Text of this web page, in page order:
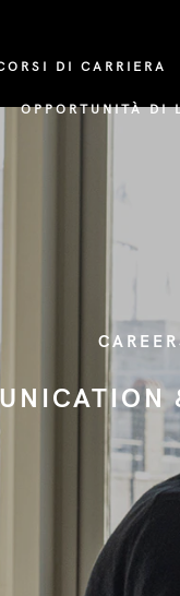
DI CARRIERA
OPPORTUNITÀ DI